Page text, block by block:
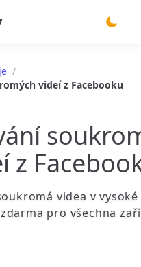
/
videí z Facebooku
z
videa v
zdarma pro všechna